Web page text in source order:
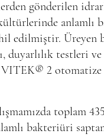
gönderilen
anlamlı
edilmiştir. Üreyen
duyarlılık testleri ve
VITEK® 2
toplam
bakteriüri